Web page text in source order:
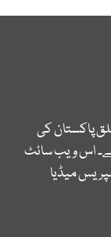
پاکستان کی
اس ویب سائٹ
میڈیا